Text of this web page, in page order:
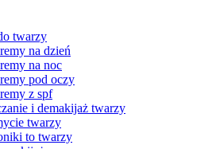
twarzy
na dzień
na noc
pod oczy
z spf
i demakijaż twarzy
twarzy
to twarzy